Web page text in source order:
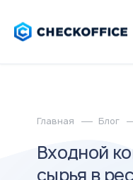
Главная Блог
Входной
сырья в